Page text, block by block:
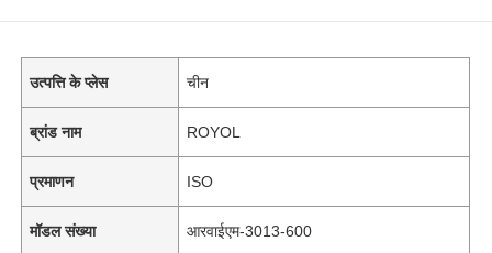
उत्पत्ति के प्लेस चीन
ब्रांड नाम ROYOL
प्रमाणन ISO
मॉडल संख्या आरवाईएम-3013-600